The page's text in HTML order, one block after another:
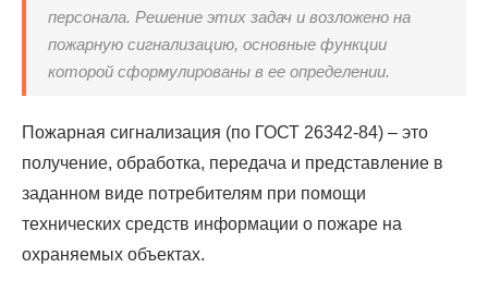
персонала. Решение этих задач и возложено на
пожарную сигнализацию, основные функции
которой сформулированы в ее определении.
Пожарная сигнализация (по ГОСТ 26342-84) – это
получение, обработка, передача и представление в
заданном виде потребителям при помощи
технических средств информации о пожаре на
охраняемых объектах.